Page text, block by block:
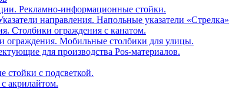
Рекламно-информационные стойки.
направления. Напольные указатели «Стрелка»
Столбики ограждения с канатом.
ограждения. Мобильные столбики для улицы.
для производства Pos-материалов.
с подсветкой.
акрилайтом.